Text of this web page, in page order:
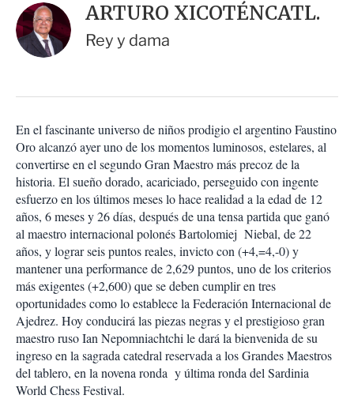
o
n
e
s
c
m
p
a
r
t
i
r
a
r
ARTURO XICOTÉNCATL.
Rey y dama
En el fascinante universo de niños prodigio el argentino Faustino
Oro alcanzó ayer uno de los momentos luminosos, estelares, al
convertirse en el segundo Gran Maestro más precoz de la
historia. El sueño dorado, acariciado, perseguido con ingente
esfuerzo en los últimos meses lo hace realidad a la edad de 12
años, 6 meses y 26 días, después de una tensa partida que ganó
al maestro internacional polonés Bartolomiej Niebal, de 22
años, y lograr seis puntos reales, invicto con (+4,=4,-0) y
mantener una performance de 2,629 puntos, uno de los criterios
más exigentes (+2,600) que se deben cumplir en tres
oportunidades como lo establece la Federación Internacional de
Ajedrez. Hoy conducirá las piezas negras y el prestigioso gran
maestro ruso Ian Nepomniachtchi le dará la bienvenida de su
ingreso en la sagrada catedral reservada a los Grandes Maestros
del tablero, en la novena ronda y última ronda del Sardinia
World Chess Festival.